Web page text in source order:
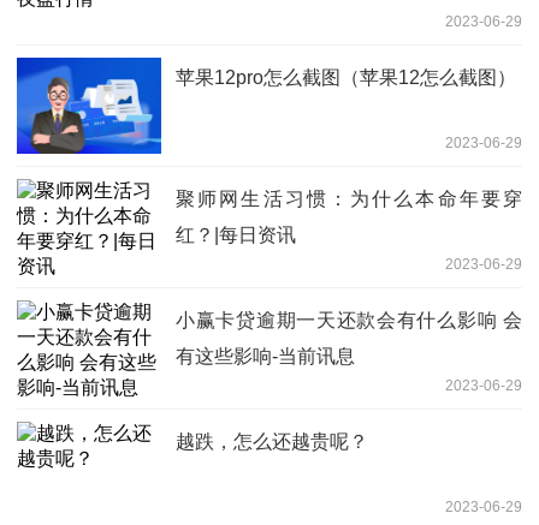
2023-06-29
苹果12pro怎么截图（苹果12怎么截图）
2023-06-29
聚师网生活习惯：为什么本命年要穿
红？|每日资讯
2023-06-29
小赢卡贷逾期一天还款会有什么影响 会
有这些影响-当前讯息
2023-06-29
越跌，怎么还越贵呢？
2023-06-29